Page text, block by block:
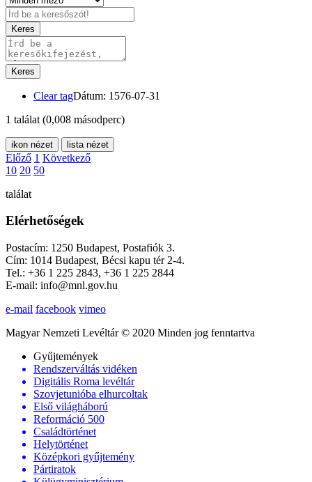
Keres
Keres
Clear tagDátum: 1576-07-31
1 találat (0,008 másodperc)
ikon nézet lista nézet
Előző 1 Következő
10 20 50
találat
Elérhetőségek
Postacím: 1250 Budapest, Postafiók 3.
Cím: 1014 Budapest, Bécsi kapu tér 2-4.
Tel.: +36 1 225 2843, +36 1 225 2844
E-mail: info@mnl.gov.hu
e-mail facebook vimeo
Magyar Nemzeti Levéltár © 2020 Minden jog fenntartva
Gyűjtemények
Rendszerváltás vidéken
Digitális Roma levéltár
Szovjetunióba elhurcoltak
Első világháború
Reformáció 500
Családtörténet
Helytörténet
Középkori gyűjtemény
Pártiratok